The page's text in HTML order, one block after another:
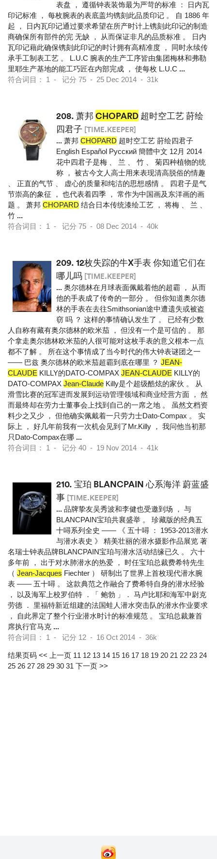
表盘 ， 遵循钟表装饰最为严苛的标准 ： 日内瓦
印记标准 ， 每枚腕表的表底盖均镌刻此品质印记 。 自 1886 年
起 ， 日内瓦印记通过要求希望在所产时计上镌刻此印记的制造
商确保所有部件的完 无缺 ， 从而保证非凡的品质标准 。 日内
瓦印记藉此确保镌刻此印记的时计拥有高精准度 ， 同时永续传
承手工制表工艺 。 L.U.C 腕表的生产工序皆由集团梅林和弗勒
里耶生产基地的能工巧匠在内部完成 ， 使每枚 L.U.C ...
符合词目： 1 - 记分 75 - 25 Dec 2014 - 31k
208. 萧邦 CHOPARD 超时空工艺 莳绘
四君子 [TIME.KEEPER]
... 萧邦 CHOPARD 超时空工艺 莳绘四君子
English Español Pусский 簡體中文 12月 2014
花中四君子是梅 、 兰 、 竹 、 菊四种植物的统
称 ， 被古今文人高士用来表现清高脱俗的情趣
、 正直的气节 、 虚心的质量和纯洁的思想感情 。 四君子是气
节崇高的象征 ， 也代表着四季 ， 常作为中国画及东洋画的画
题 。 萧邦 CHOPARD 结合日本传统漆绘工艺 ， 将梅 、 兰 、
竹 ...
符合词目： 1 - 记分 75 - 08 Dec 2014 - 40k
209. 12枚失踪的牛X手表 你知道它们在
哪儿吗 [TIME.KEEPER]
... 奥尔德林在月球表面佩戴着他的超霸 ， 从而
他的手表成了传奇的一部分 。 但你知道奥尔德
林的手表在去往Smithsonian途中遭遗失或被盗
窃 吗 ？ 这样的事情确认发生了 。 已经有少数
人自称有藏有奥尔德林的欧米茄 ， 但没有一个是可信的 。 那
个拿走奥尔德林欧米茄的人很可能对这枚手表的意义根本一点
都不了解 。 所在这个事情成了当今时代的伟大钟表谜团之一
—— 巴兹 奥尔德林的欧米茄超霸到底在哪里 ？ JEAN-
CLAUDE KILLY的DATO-COMPAX JEAN-CLAUDE KILLY的
DATO-COMPAX Jean-Claude Killy是个超级酷炫的家伙 。 从
滑雪比赛的冠军进而发展到运动管理领域和商业经营方面 ， 然
而最终却在劳力士董事会上找到自己的一席之地 。 虽然文档资
料少之又少 ， 但他确实佩戴着一只劳力士Dato-Compax 。 实
际上 ， 好几年前我有一次机会见到了Mr.Killy ， 我问他当初那
只Dato-Compax在哪 ...
符合词目： 1 - 记分 40 - 19 Nov 2014 - 41k
210. 宝珀 BLANCPAIN 心系海洋 蔚蓝盛
事 [TIME.KEEPER]
... 品牌挚友吴秀波和李健也受邀到场 ， 与
BLANCPAIN宝珀共襄盛举 。 珍藏版的经典五
十噚系列全史 —— 《 五十噚 ： 1953-2013潜水
与潜水表史 》 精美壮丽的潜水摄影作品展览 著
名瑞士钟表品牌BLANCPAIN宝珀与潜水活动结缘已久 。 六十
多年前 ， 出于对水肺潜水的热爱 ， 时任宝珀总裁费希特先生
（ Jean-Jacques Fiechter ） 研制出了世界上首枚现代潜水腕
表 —— 五十噚 。 这款典范之作融合了费希特自身的潜水经验
， 以及海军上校罗伯特 ．「 鲍勃 」． 马卢比耶和海军中尉克
劳德 ． 里福特新近组建的法国蛙人潜水突击队的潜水作业要求
， 自此界定了整个行业潜水时计的标准规范 。 宝珀总裁兼首
席执行官马克 ...
符合词目： 1 - 记分 12 - 16 Oct 2014 - 36k
结果页码 << 上一页 11 12 13 14 15 16 17 18 19 20 21 22 23 24
25 26 27 28 29 30 31 下一页 >>